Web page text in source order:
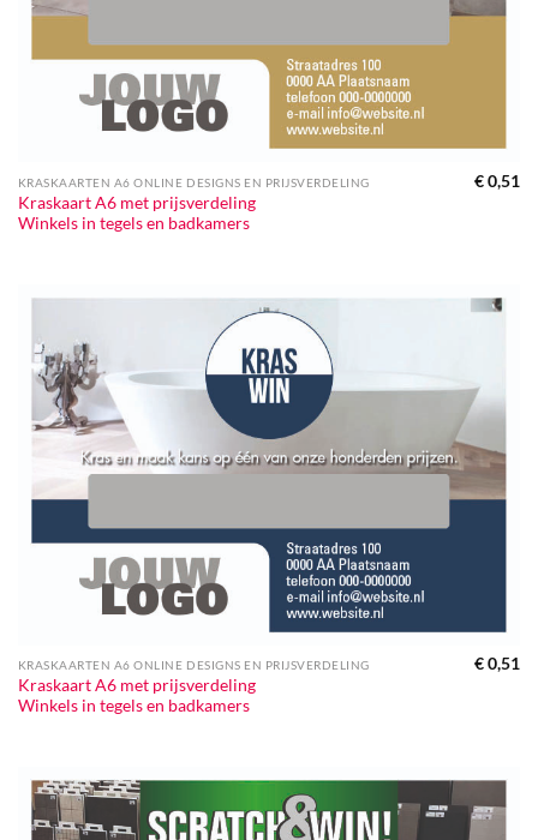
KRASKAARTEN A6 ONLINE DESIGNS EN PRIJSVERDELING
Kraskaart A6 met prijsverdeling
Winkels in tegels en badkamers
€0,51
KRASKAARTEN A6 ONLINE DESIGNS EN PRIJSVERDELING
Kraskaart A6 met prijsverdeling
Winkels in tegels en badkamers
€0,51